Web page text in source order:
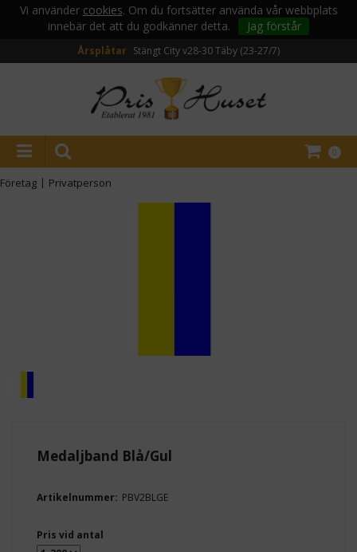
Vi använder cookies. Om du fortsätter använda vår webbplats
innebär det att du godkänner detta.
Jag förstår
Årsplåtar Stängt City v28-30Täby (23-27/7)
0
Företag | Privatperson
Medaljband Blå/Gul
Artikelnummer: PBV2BLGE
Pris vid antal